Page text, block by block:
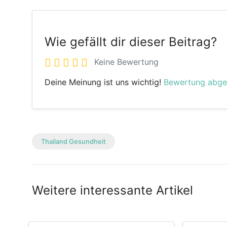
Wie gefällt dir dieser Beitrag?
Keine Bewertung
Deine Meinung ist uns wichtig! Bewertung
Thailand Gesundheit
Weitere interessante Artikel